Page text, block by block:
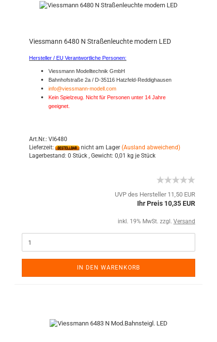
Viessmann 6480 N Straßenleuchte modern LED
Hersteller / EU Verantwortliche Personen:
Viessmann Modelltechnik GmbH
Bahnhofstraße 2a / D-35116 Hatzfeld-Reddighausen
info@viessmann-modell.com
Kein Spielzeug. Nicht für Personen unter 14 Jahre
geeignet.
Art.Nr.: VI6480
Lieferzeit:
nicht am Lager (Ausland abweichend)
Lagerbestand: 0 Stück , Gewicht: 0,01 kg je Stück
UVP des Hersteller 11,50 EUR
Ihr Preis 10,35 EUR
inkl. 19% MwSt. zzgl. Versand
IN DEN WARENKORB